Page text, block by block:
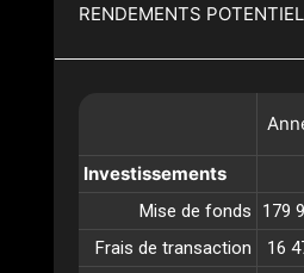
RENDEMENTS
Investissements
Mise de fonds 179
Frais de transaction
16